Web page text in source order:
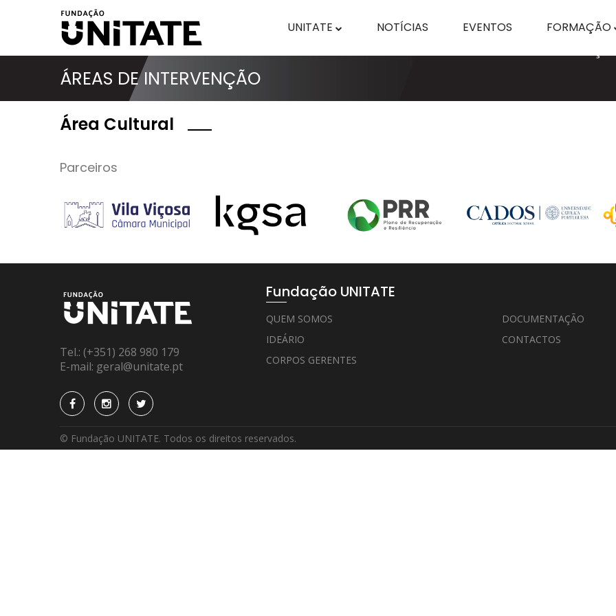
UNITATE NOTÍCIAS EVENTOS FORMAÇÃO
ÁREAS DE INTERVENÇÃO
Área Cultural
Parceiros
Tel.: (+351) 268 980 179
E-mail: geral@unitate.pt
Fundação UNITATE
QUEM SOMOS
IDEÁRIO
CORPOS GERENTES
DOCUMENTAÇÃO
CONTACTOS
© Fundação UNITATE. Todos os direitos reservados.